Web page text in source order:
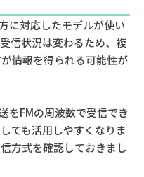
に対応したモデルが使い
信状況は変わるため、複
情報を得られる可能性が
をFMの周波数で受信でき
ても活用しやすくなりま
方式を確認しておきまし